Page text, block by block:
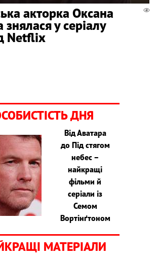
акторка Оксана
у серіалу
Netflix
ДНЯ
Від Аватара
до Під стягом
небес –
найкращі
фільми й
серіали із
Семом
Вортінґтоном
МАТЕРІАЛИ